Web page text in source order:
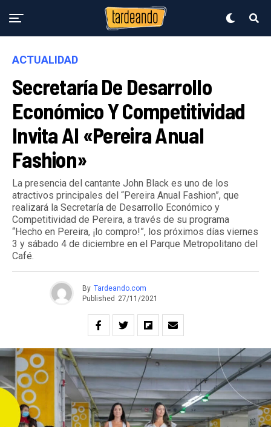
ACTUALIDAD
Secretaría De Desarrollo
Económico Y Competitividad
Invita Al «pereira Anual
Fashion»
La presencia del cantante John Black es uno de los
atractivos principales del “Pereira Anual Fashion”, que
realizará la Secretaría de Desarrollo Económico y
Competitividad de Pereira, a través de su programa
“Hecho en Pereira, ¡lo compro!”, los próximos días viernes
3 y sábado 4 de diciembre en el Parque Metropolitano del
Café.
By Tardeando.com
Published 27/11/2021